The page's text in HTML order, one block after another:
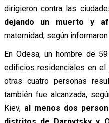
dirigieron contra las
dejando un muerto y
maternidad, según
En Odesa, un hombre de
edificios residenciales en
otras cuatro personas
también fue alcanzada,
Kiev, al menos dos